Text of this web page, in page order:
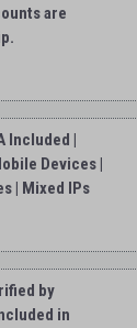
are
Included |
Devices |
| Mixed IPs
by
in